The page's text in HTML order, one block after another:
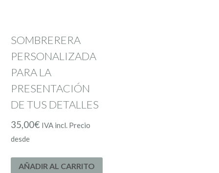
SOMBRERERA
PERSONALIZADA
PARA LA
PRESENTACIÓN
DE TUS DETALLES
35,00€ IVA incl. Precio
desde
AÑADIR AL CARRITO